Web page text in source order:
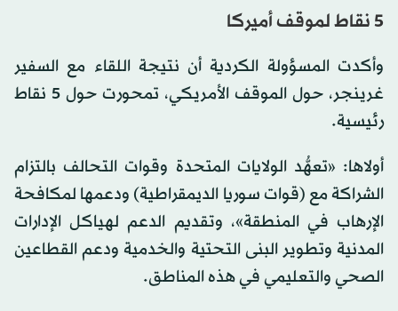
5 نقاط لموقف أميركا
وأكدت المسؤولة الكردية أن نتيجة اللقاء مع السفير
غرينجر، حول الموقف الأمريكي، تمحورت حول 5 نقاط
رئيسية.
أولاها: «تعهُّد الولايات المتحدة وقوات التحالف بالتزام
الشراكة مع (قوات سوريا الديمقراطية) ودعمها لمكافحة
الإرهاب في المنطقة»، وتقديم الدعم لهياكل الإدارات
المدنية وتطوير البنى التحتية والخدمية ودعم القطاعين
الصحي والتعليمي في هذه المناطق.